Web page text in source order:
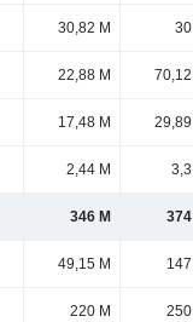
30,82 M 30
22,88 M 70,12
17,48 M 29,89
2,44 M 3,3
346 M 374
49,15 M 147
220 M 250